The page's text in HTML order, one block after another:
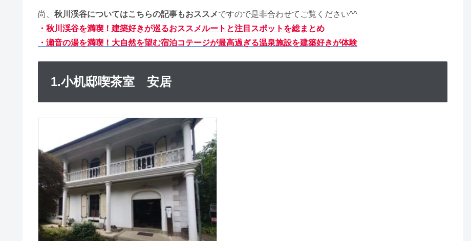
尚、 秋川渓谷についてはこちらの記事もおススメですので是非合わせてご覧ください^^
・秋川渓谷を満喫！建築好きが巡るおススメルートと注目スポットを総まとめ
・瀬音の湯を満喫！大自然を望む宿泊コテージが最高過ぎる温泉施設を建築好きが体験
1.小机邸喫茶室 安居